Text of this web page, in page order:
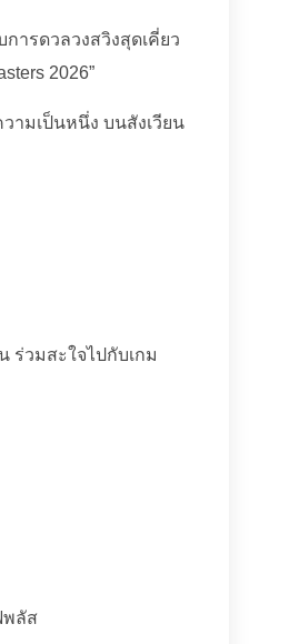
ารดวลวงสวิงสุดเคี่ยว
2026”
ามเป็นหนึ่ง บนสังเวียน
ร่วมสะใจไปกับเกม
พลัส